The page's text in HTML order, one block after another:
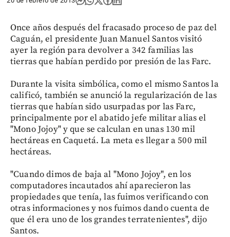
Once años después del fracasado proceso de paz del
Caguán, el presidente Juan Manuel Santos visitó
ayer la región para devolver a 342 familias las
tierras que habían perdido por presión de las Farc.
Durante la visita simbólica, como el mismo Santos la
calificó, también se anunció la regularización de las
tierras que habían sido usurpadas por las Farc,
principalmente por el abatido jefe militar alias el
"Mono Jojoy" y que se calculan en unas 130 mil
hectáreas en Caquetá. La meta es llegar a 500 mil
hectáreas.
"Cuando dimos de baja al "Mono Jojoy", en los
computadores incautados ahí aparecieron las
propiedades que tenía, las fuimos verificando con
otras informaciones y nos fuimos dando cuenta de
que él era uno de los grandes terratenientes", dijo
Santos.